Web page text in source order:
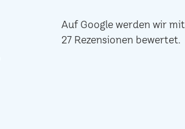
Auf Google werden wir
27 Rezensionen bewertet.